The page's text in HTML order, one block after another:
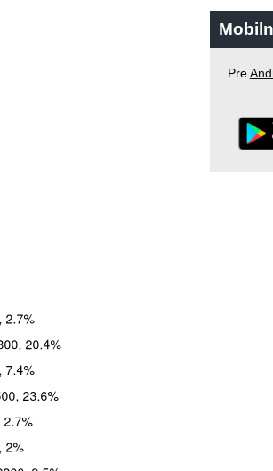
Pre